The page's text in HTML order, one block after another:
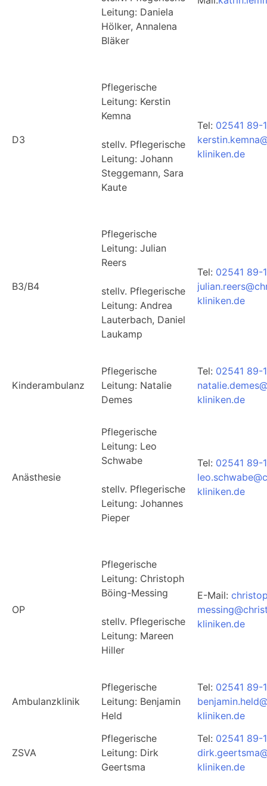
Leitung: Daniela
Hölker, Annalena
Bläker
D3
Pflegerische
Leitung: Kerstin
Kemna
stellv. Pflegerische
Leitung: Johann
Steggemann, Sara
Kaute
Tel: 02541 89-
kliniken.de
B3/B4
Pflegerische
Leitung: Julian
Reers
stellv. Pflegerische
Leitung: Andrea
Lauterbach, Daniel
Laukamp
Tel: 02541 89-
kliniken.de
Kinderambulanz
Pflegerische
Leitung: Natalie
Demes
Tel: 02541 89-
kliniken.de
Anästhesie
Pflegerische
Leitung: Leo
Schwabe
stellv. Pflegerische
Leitung: Johannes
Pieper
Tel: 02541 89-
kliniken.de
OP
Pflegerische
Leitung: Christoph
Böing-Messing
stellv. Pflegerische
Leitung: Mareen
Hiller
E-Mail:
kliniken.de
Ambulanzklinik
Pflegerische
Leitung: Benjamin
Held
Tel: 02541 89-
kliniken.de
ZSVA
Pflegerische
Leitung: Dirk
Geertsma
Tel: 02541 89-
kliniken.de